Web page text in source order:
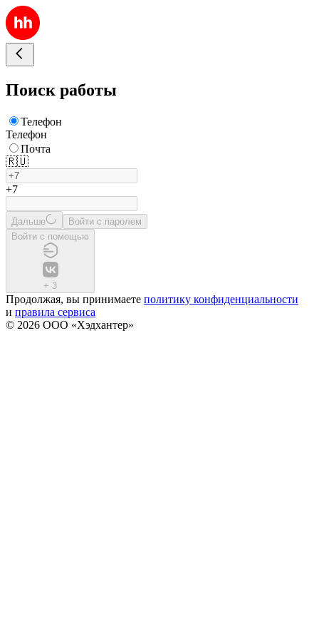
Поиск работы
Телефон
Телефон
Почта
🇷🇺
+7
Дальше
Войти с паролем
Войти с помощью
+ 3
Продолжая, вы принимаете политику конфиденциальности
и правила сервиса
© 2026 ООО «Хэдхантер»